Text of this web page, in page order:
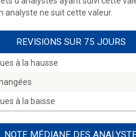
analyste ne suit cette valeur.
REVISIONS SUR 75 JOURS
à la hausse
à la baisse
NOTE MÉDIANE DES